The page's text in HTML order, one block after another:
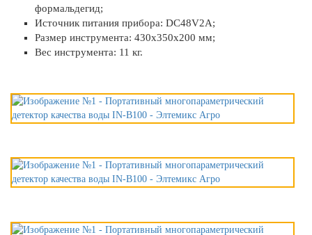
формальдегид;
Источник питания прибора: DC48V2A;
Размер инструмента: 430x350x200 мм;
Вес инструмента: 11 кг.